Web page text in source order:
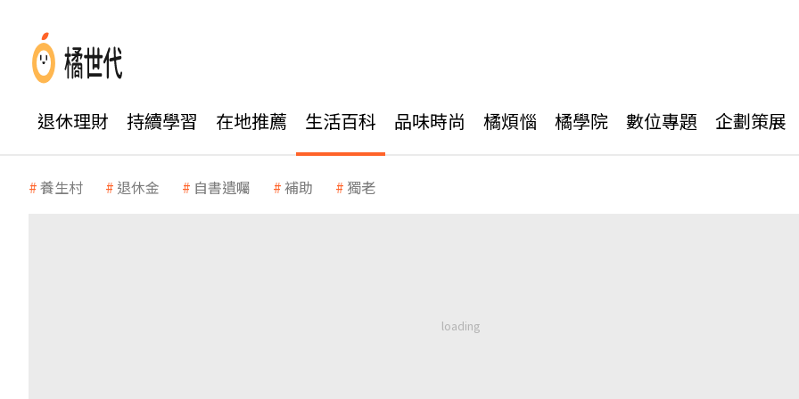
退休理財 持續學習 在地推薦 生活百科 品味時尚 橘煩惱 橘學院 數位專題 企劃策展
養生村 退休金 自書遺囑 補助 獨老